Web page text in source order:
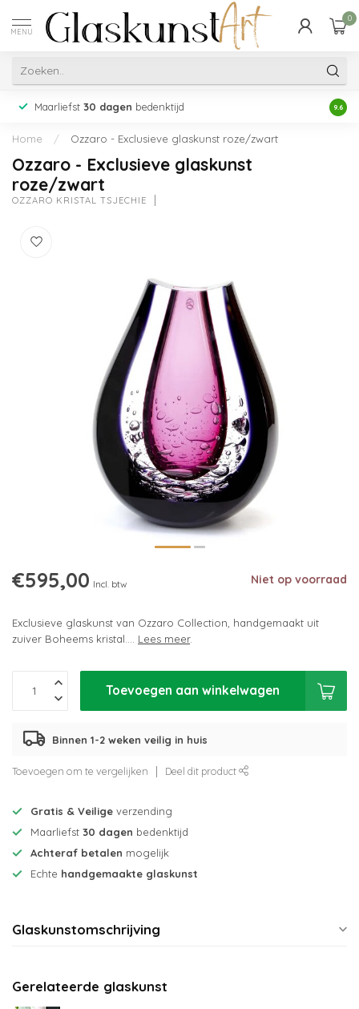
MENU
0
Maarliefst 30 dagen bedenktijd 9.6
Home / Ozzaro - Exclusieve glaskunst roze/zwart
Ozzaro - Exclusieve glaskunst
roze/zwart
OZZARO KRISTAL TSJECHIË
€595,00 Incl. btw Niet op voorraad
Exclusieve glaskunst van Ozzaro Collection, handgemaakt uit
zuiver Boheems kristal.... Lees meer.
Toevoegen aan winkelwagen
Binnen 1-2 weken veilig in huis
Toevoegen om te vergelijken Deel dit product
Gratis & Veilige verzending
Maarliefst 30 dagen bedenktijd
Achteraf betalen mogelijk
Echte handgemaakte glaskunst
Glaskunstomschrijving
Gerelateerde glaskunst